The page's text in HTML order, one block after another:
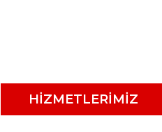
HİZMETLERİMİZ